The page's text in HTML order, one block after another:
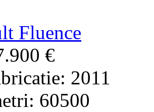
Fluence
€
2011
60500